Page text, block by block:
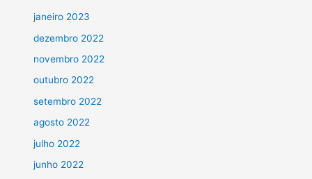
janeiro 2023
dezembro 2022
novembro 2022
outubro 2022
setembro 2022
agosto 2022
julho 2022
junho 2022